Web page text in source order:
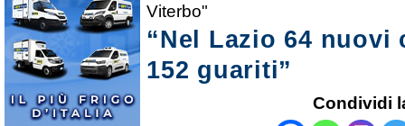
Viterbo"
“Nel Lazio 64 nuovi
152 guariti”
Condividi